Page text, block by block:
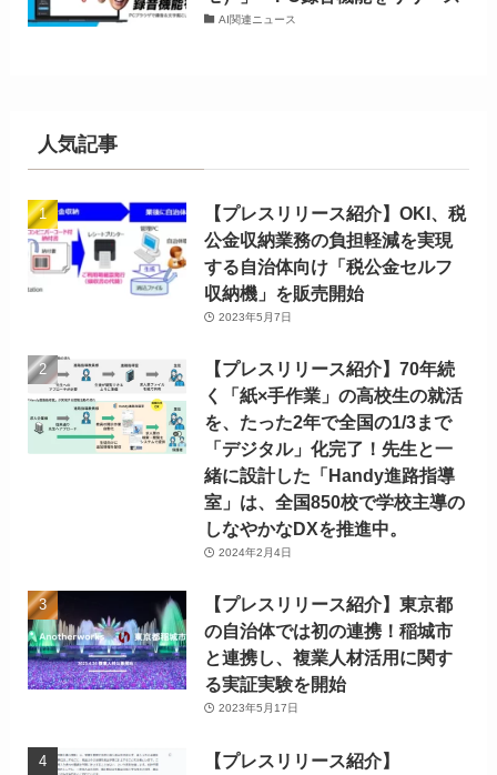
AI関連ニュース
人気記事
【プレスリリース紹介】OKI、税
公金収納業務の負担軽減を実現
する自治体向け「税公金セルフ
収納機」を販売開始
2023年5月7日
【プレスリリース紹介】70年続
く「紙×手作業」の高校生の就活
を、たった2年で全国の1/3まで
「デジタル」化完了！先生と一
緒に設計した「Handy進路指導
室」は、全国850校で学校主導の
しなやかなDXを推進中。
2024年2月4日
【プレスリリース紹介】東京都
の自治体では初の連携！稲城市
と連携し、複業人材活用に関す
る実証実験を開始
2023年5月17日
【プレスリリース紹介】